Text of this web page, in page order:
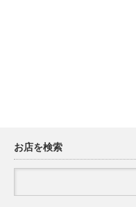
お店を検索